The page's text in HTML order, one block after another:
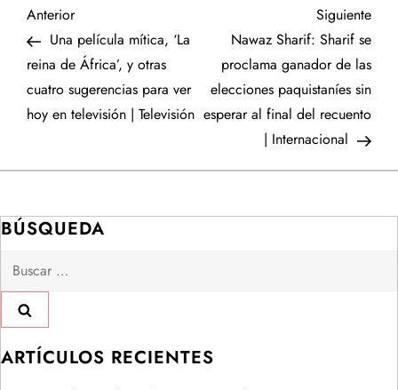
N
a
v
a
c
i
ó
Entrada
anterior
Anterior
Una película mítica, ‘La
reina de África’, y otras
cuatro sugerencias para ver
hoy en televisión | Televisión
Siguiente
Nawaz Sharif: Sharif se
proclama ganador de las
elecciones paquistaníes sin
esperar al final del recuento
| Internacional
BÚSQUEDA
Buscar:
ARTÍCULOS RECIENTES